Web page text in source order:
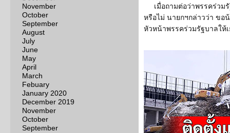
November
October
September
August
July
June
May
April
March
Febuary
January 2020
December 2019
November
October
September
เมื่อถามต่อว่าพรรคร่ว
หรือไม่ นายกฯกล่าวว่า ขอ
หัวหน้าพรรคร่วมรัฐบาลให้